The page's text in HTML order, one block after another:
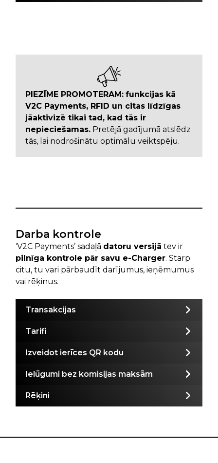
PIEZĪME PROMOTERAM: funkcijas kā
V2C Payments, RFID un citas līdzīgas
jāaktivizē tikai tad, kad tās ir
nepieciešamas. Pretējā gadījumā atslēdz
tās, lai nodrošinātu optimālu veiktspēju.
Darba kontrole
‘V2C Payments’ sadaļā datoru versijā tev ir
pilnīga kontrole pār savu e-Charger. Starp
citu, tu vari pārbaudīt darījumus, ieņēmumus
vai rēķinus.
Transakcijas
Tarifi
Izveidot ierīces QR kodu
Ielūgumi bez komisijas maksām
Rēķini